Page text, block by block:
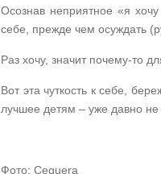
Осознав неприятное «я
себе, прежде чем осуждать
Раз хочу, значит почему-то
Вот эта чуткость к себе,
лучшее детям – уже давно не
Фото: Ceguera